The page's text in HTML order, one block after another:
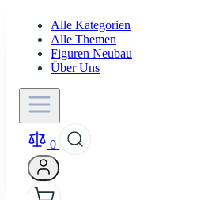
Alle Kategorien
Alle Themen
Figuren Neubau
Über Uns
0